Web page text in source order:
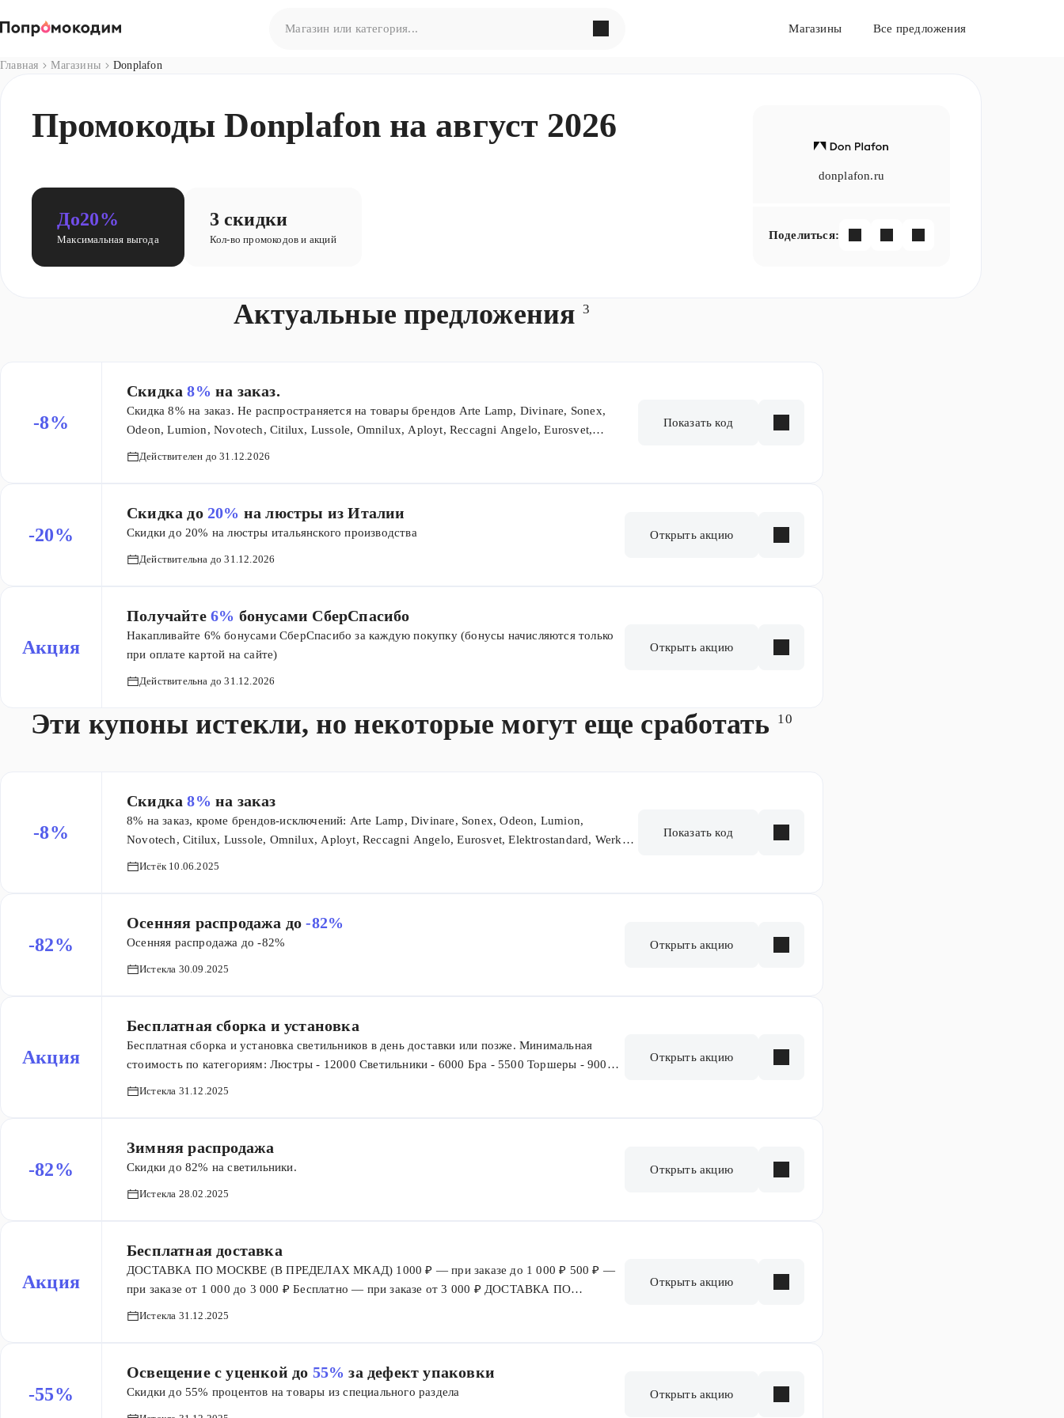
Попробуйте сформулировать запрос по-другому
Магазины Все предложения
Главная Магазины Donplafon
Промокоды Donplafon на август 2026
До20%
Максимальная выгода
3 скидки
Кол-во промокодов и акций
donplafon.ru
Поделиться:
Актуальные предложения 3
-8%
Скидка 8% на заказ.
Скидка 8% на заказ. Не распространяется на товары брендов Arte Lamp, Divinare, Sonex,
Odeon, Lumion, Novotech, Citilux, Lussole, Omnilux, Aployt, Reccagni Angelo, Eurosvet,
Действителен до 31.12.2026
Показать код
-20%
Скидка до20% на люстры из Италии
Скидки до 20% на люстры итальянского производства
Действительна до 31.12.2026
Открыть акцию
Акция
Получайте6% бонусами СберСпасибо
Накапливайте 6% бонусами СберСпасибо за каждую покупку (бонусы начисляются только
при оплате картой на сайте)
Действительна до 31.12.2026
Открыть акцию
Эти купоны истекли, но некоторые могут еще сработать 10
-8%
Скидка 8% на заказ
8% на заказ, кроме брендов-исключений: Arte Lamp, Divinare, Sonex, Odeon, Lumion,
Novotech, Citilux, Lussole, Omnilux, Aployt, Reccagni Angelo, Eurosvet, Elektrostandard, Werkel,
Истёк 10.06.2025
Показать код
-82%
Осенняя распродажа до-82%
Осенняя распродажа до -82%
Истекла 30.09.2025
Открыть акцию
Акция
Бесплатная сборка и установка
Бесплатная сборка и установка светильников в день доставки или позже. Минимальная
стоимость по категориям: Люстры - 12000 Светильники - 6000 Бра - 5500 Торшеры - 9000
Истекла 31.12.2025
Открыть акцию
-82%
Зимняя распродажа
Скидки до 82% на светильники.
Истекла 28.02.2025
Открыть акцию
Акция
Бесплатная доставка
ДОСТАВКА ПО МОСКВЕ (В ПРЕДЕЛАХ МКАД) 1000 ₽ — при заказе до 1 000 ₽ 500 ₽ —
при заказе от 1 000 до 3 000 ₽ Бесплатно — при заказе от 3 000 ₽ ДОСТАВКА ПО
000 ₽ Бесплатно — при заказе от 3 000 ₽ ДОСТАВКА ТРАНСПОРТНОЙ КОМПАНИЕЙ ПО
СЗФО 1000 ₽ — при заказе до 10 000 ₽ 500 ₽ — при заказе от 10 000 до 15 000 ₽
Истекла 31.12.2025
Открыть акцию
-55%
Освещение с уценкой до 55%за дефект упаковки
Скидки до 55% процентов на товары из специального раздела Открыть акцию